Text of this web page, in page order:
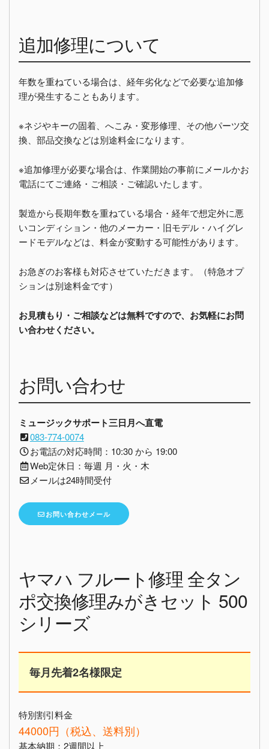
追加修理について
年数を重ねている場合は、経年劣化などで必要な追加修
理が発生することもあります。
※ネジやキーの固着、へこみ・変形修理、その他パーツ交
換、部品交換などは別途料金になります。
※追加修理が必要な場合は、作業開始の事前にメールかお
電話にてご連絡・ご相談・ご確認いたします。
製造から長期年数を重ねている場合・経年で想定外に悪
いコンディション・他のメーカー・旧モデル・ハイグレ
ードモデルなどは、料金が変動する可能性があります。
お急ぎのお客様も対応させていただきます。（特急オプ
ションは別途料金です）
お見積もり・ご相談などは無料ですので、お気軽にお問
い合わせください。
お問い合わせ
ミュージックサポート三日月へ直電
083-774-0074
お電話の対応時間：10:30 から 19:00
Web定休日：毎週 月・火・木
メールは24時間受付
お問い合わせメール
ヤマハ フルート修理 全タン
ポ交換修理みがきセット 500
シリーズ
毎月先着2名様限定
特別割引料金
44000円（税込、送料別）
基本納期：2週間以上